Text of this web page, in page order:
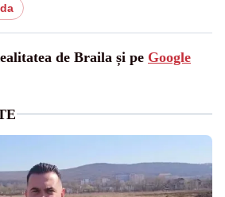
de Braila și pe Google